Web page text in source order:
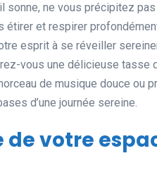
sonne, ne vous précipitez
étirer et respirer
esprit à se réveiller
vous une délicieuse tasse
de musique douce ou
d’une journée sereine.
de votre